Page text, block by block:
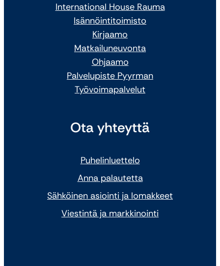
International House Rauma
Isännöintitoimisto
Kirjaamo
Matkailuneuvonta
Ohjaamo
Palvelupiste Pyyrman
Työvoimapalvelut
Ota yhteyttä
Puhelinluettelo
Anna palautetta
Sähköinen asiointi ja lomakkeet
Viestintä ja markkinointi